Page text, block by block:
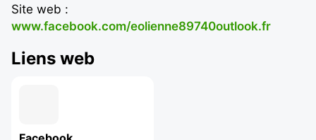
Site web :
www.facebook.com/eolienne89740outlook.fr
Liens web